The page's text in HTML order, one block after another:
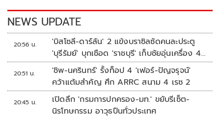
k k
NEWS UPDATE
20:56 น.
'บิสโซลี-ดาร์ลัน' 2 แข้งบราซิลซัดคนละประตู
'บุรีรัมย์' บุกเชือด 'ราชบุรี' เก็บชัยอุ่นเครื่อง 4
นัดรวด
20:51 น.
'ชิพ-นครินทร์' รั้งท็อป 4 'เฟอร์-ปัญจรุจน์'
คว้าแต้มสำคัญ ศึก ARRC สนาม 4 เรซ 2
20:45 น.
เปิดลึก 'กรมการปกครอง-มท.' ขยับรีเซ็ต-
นิรโทษกรรม อาวุธปืนทั่วประเทศ